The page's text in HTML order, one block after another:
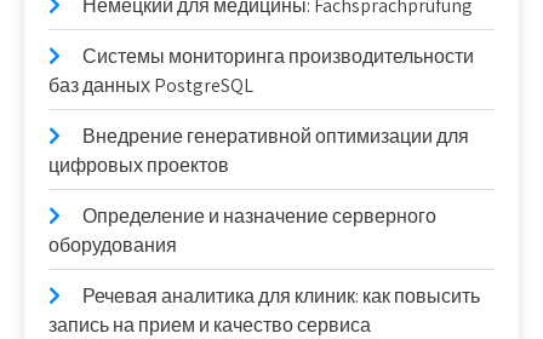
Немецкий для медицины: Fachsprachprüfung
Системы мониторинга производительности
баз данных PostgreSQL
Внедрение генеративной оптимизации для
цифровых проектов
Определение и назначение серверного
оборудования
Речевая аналитика для клиник: как повысить
запись на прием и качество сервиса